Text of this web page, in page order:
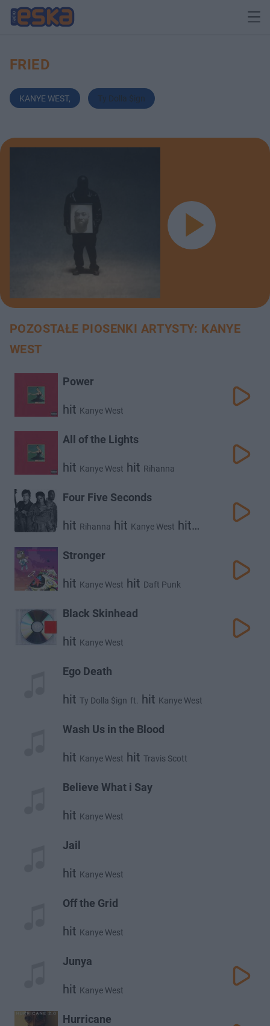
FRIED
KANYE WEST, Ty Dolla $ign
POZOSTAŁE PIOSENKI ARTYSTY: KANYE
WEST
Power
hit Kanye West
All of the Lights
hit Kanye West hit Rihanna
Four Five Seconds
hit Rihanna hit Kanye West hit
Stronger
hit Kanye West hit Daft Punk
Black Skinhead
hit Kanye West
Ego Death
hit Ty Dolla $ign ft. hit Kanye West
Wash Us in the Blood
hit Kanye West hit Travis Scott
Believe What i Say
hit Kanye West
Jail
hit Kanye West
Off the Grid
hit Kanye West
Junya
hit Kanye West
Hurricane